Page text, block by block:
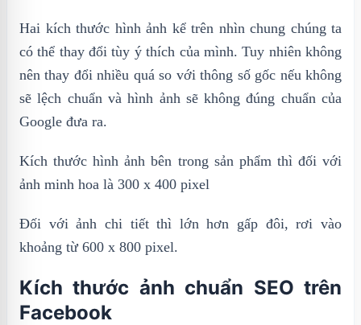
Hai kích thước hình ảnh kể trên nhìn chung chúng ta
có thể thay đổi tùy ý thích của mình. Tuy nhiên không
nên thay đổi nhiều quá so với thông số gốc nếu không
sẽ lệch chuẩn và hình ảnh sẽ không đúng chuẩn của
Google đưa ra.
Kích thước hình ảnh bên trong sản phẩm thì đối với
ảnh minh hoa là 300 x 400 pixel
Đối với ảnh chi tiết thì lớn hơn gấp đôi, rơi vào
khoảng từ 600 x 800 pixel.
Kích thước ảnh chuẩn SEO trên
Facebook